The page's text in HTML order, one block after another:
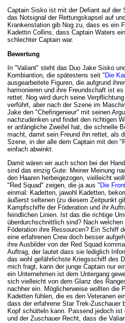
Captain Sisko ist mit der Defiant auf der
das Notsignal der Rettungskapsel auf
Krankenstation gib Nog zu, dass es ein
Kadettin Collins, dass Captain Waters
schlechter Captain war.
Bewertung
In "Valiant" steht das Duo Jake Sisko
Kombiantion, die spätestens seit " Die
ausgearbeitete Figuren, die aufgrund
harmonieren und ihre Freundschaft ist
rettet. Nog wird durch seine
verführt, aber nach der Szene im
Jake den "Chefingenieur" mit seinen
nachzudenken und findet den richtigen
er anfängliche Zweifel hat, die schnelle
macht, damit sein Freund ihn rettet, als
Szene, in der alle dem Captain mit den
einfach abwinkt.
Damit wären wir auch schon bei der
sind das einzig Gute: Meiner Meinung
den Haaren herbeigezogen, vielleicht
"Red Squad" zeigen, die ja aus " Die
einmal: Kadetten, jawohl Kadetten,
äußerst seltenen (zu diesem Zeitpunkt
Kampfschiffe der Föderation und ihr
feindlichen Linien. Ist das die richtige
überdurchschnittlich sind? Nach
Föderation ihre Ressourcen? Ein Schiff
eine erfahrenen Crew doch besser
ihre Ausbilder von der Red Squad
Auftrag, der lautet dass sie lediglich
das wohl gefährlichste Kriegsschiff des
mich fragt, kann der junge Captain nur
ein Unternehmen ist dem Untergang
sich vielleicht von dem Glanz des
nachher ein. Möglicherweise wollten die
Kadetten fühlen, die es den Veteranen
dass der erfahrene Star Trek-Zuschauer
Kopf schütteln kann. Passend jedoch
und der Zuschauer Recht, dass die